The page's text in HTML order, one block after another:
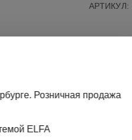
АРТИКУЛ:
Розничная продажа
ELFA